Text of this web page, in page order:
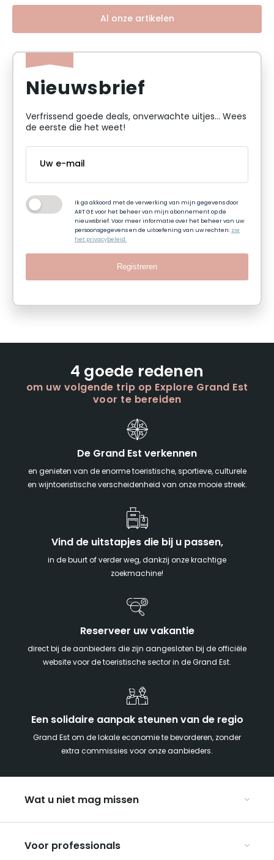
Al onze artikelen
Nieuwsbrief
Verfrissend goede deals, onverwachte uitjes... Wees
de eerste die het weet!
Ik ga akkoord met de verwerking van mijn gegevens door
ART GE voor het beheer van mijn abonnement op de
nieuwsbrief. Voor meer informatie over het beheer van uw
persoonsgegevens en de uitoefening van uw rechten: zie
het privacybeleid.
Registreren
4 goede redenen
om uw volgende trip op Explore Grand Est
voor te bereiden
De Grand Est verkennen
en genieten van de enorme toeristische, sportieve, culturele
en wijntoeristische verscheidenheid van onze mooie streek.
Vind de uitstapjes die bij u passen,
in de buurt of verder weg, dankzij onze krachtige
zoekmachine!
Reserveer uw vakantie
direct bij de aanbieders die zijn aangesloten bij de officiële
website voor de toeristische sector in de Grand Est.
Een solidaire aanpak steunen van de regio
Grand Est om de lokale economie te bevorderen, zonder
extra commissies voor onze aanbieders.
Wat u niet mag missen
Met z’n tweeën
Voor professionals